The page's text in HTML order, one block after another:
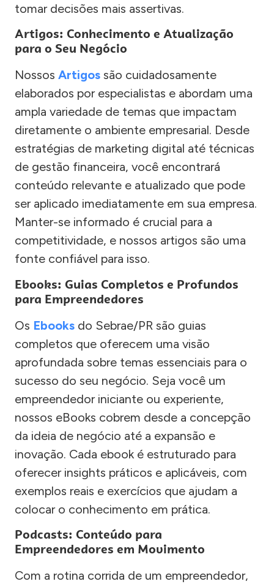
tomar decisões mais assertivas.
Artigos: Conhecimento e Atualização
para o Seu Negócio
Nossos Artigos são cuidadosamente
elaborados por especialistas e abordam uma
ampla variedade de temas que impactam
diretamente o ambiente empresarial. Desde
estratégias de marketing digital até técnicas
de gestão financeira, você encontrará
conteúdo relevante e atualizado que pode
ser aplicado imediatamente em sua empresa.
Manter-se informado é crucial para a
competitividade, e nossos artigos são uma
fonte confiável para isso.
Ebooks: Guias Completos e Profundos
para Empreendedores
Os Ebooks do Sebrae/PR são guias
completos que oferecem uma visão
aprofundada sobre temas essenciais para o
sucesso do seu negócio. Seja você um
empreendedor iniciante ou experiente,
nossos eBooks cobrem desde a concepção
da ideia de negócio até a expansão e
inovação. Cada ebook é estruturado para
oferecer insights práticos e aplicáveis, com
exemplos reais e exercícios que ajudam a
colocar o conhecimento em prática.
Podcasts: Conteúdo para
Empreendedores em Movimento
Com a rotina corrida de um empreendedor,